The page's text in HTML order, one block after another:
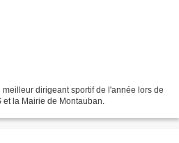
dirigeant sportif de l'année lors de
la Mairie de Montauban.